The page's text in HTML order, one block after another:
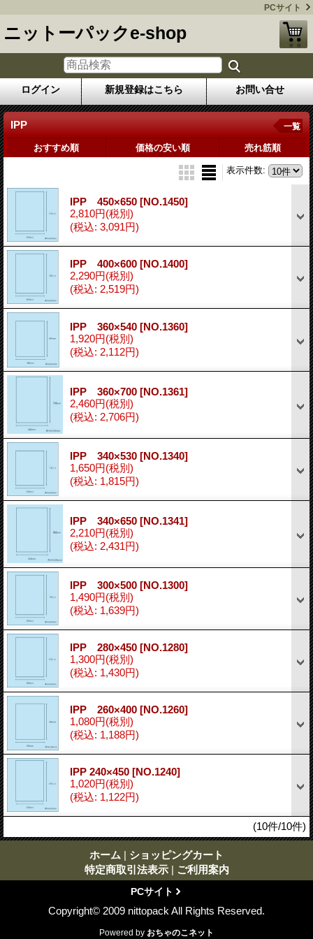
PCサイト
ニットーパックe-shop
ログイン 新規登録はこちら お問い合せ
IPP 一覧
おすすめ順 価格の安い順 売れ筋順
表示件数:
IPP 450×650 [NO.1450]
2,810円(税別)
(税込: 3,091円)
IPP 400×600 [NO.1400]
2,290円(税別)
(税込: 2,519円)
IPP 360×540 [NO.1360]
1,920円(税別)
(税込: 2,112円)
IPP 360×700 [NO.1361]
2,460円(税別)
(税込: 2,706円)
IPP 340×530 [NO.1340]
1,650円(税別)
(税込: 1,815円)
IPP 340×650 [NO.1341]
2,210円(税別)
(税込: 2,431円)
IPP 300×500 [NO.1300]
1,490円(税別)
(税込: 1,639円)
IPP 280×450 [NO.1280]
1,300円(税別)
(税込: 1,430円)
IPP 260×400 [NO.1260]
1,080円(税別)
(税込: 1,188円)
IPP 240×450 [NO.1240]
1,020円(税別)
(税込: 1,122円)
(10件/10件)
ホーム | ショッピングカート
特定商取引法表示 | ご利用案内
PCサイト
Copyright© 2009 nittopack All Rights Reserved.
Powered by おちゃのこネット